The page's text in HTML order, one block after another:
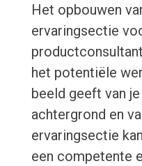
Het opbouwen
ervaringsectie
het potentiële
beeld geeft van
achtergrond en
ervaringsectie
een competente